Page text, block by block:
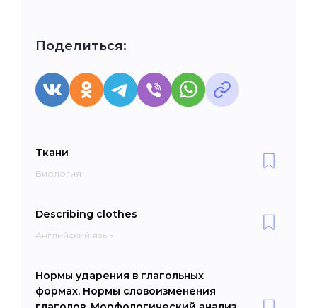
Поделиться:
Ткани
Биология
Describing clothes
Английский язык
Нормы ударения в глагольных
формах. Нормы словоизменения